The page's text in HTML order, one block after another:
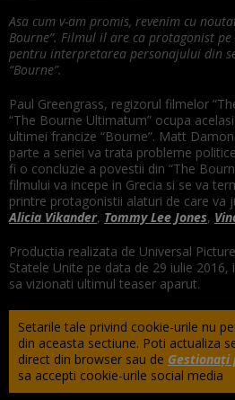
Asa cum v-am promis, revenim cu
Bourne”. Filmul il are ca protagonist pe
pentru interpretarea personajului din
“Bourne”.
Paul Greengrass, regizorul filmelor
“The Bourne Ultimatum” ocupa
ultimei francize “Bourne”. Matt
parte a seriei va trata probleme
fi o concluzie a povestii din “The
filmului va incepe in Grecia si se va
printre protagonistii alaturi de care va
Alicia Vikander, Tommy Lee Jones,
Productia realizata de Universal
Statele Unite pe data de 29 iulie
sa vizionati ultimul teaser aparut.
Setarile tale privind cookie-urile nu
din aceasta sectiune. Poti actualiza
direct din browser sau de
sa accepti cookie-urile social media